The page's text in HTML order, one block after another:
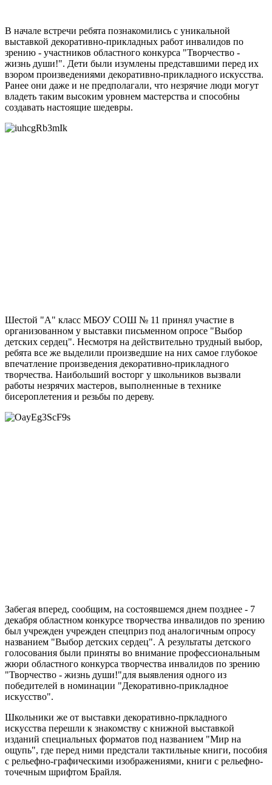
В начале встречи ребята познакомились с уникальной
выставкой декоративно-прикладных работ инвалидов по
зрению - участников областного конкурса "Творчество -
жизнь души!". Дети были изумлены представшими перед их
взором произведениями декоративно-прикладного искусства.
Ранее они даже и не предполагали, что незрячие люди могут
владеть таким высоким уровнем мастерства и способны
создавать настоящие шедевры.
Шестой "А" класс МБОУ СОШ № 11 принял участие в
организованном у выставки письменном опросе "Выбор
детских сердец". Несмотря на действительно трудный выбор,
ребята все же выделили произведшие на них самое глубокое
впечатление произведения декоративно-прикладного
творчества. Наибольший восторг у школьников вызвали
работы незрячих мастеров, выполненные в технике
бисероплетения и резьбы по дереву.
Забегая вперед, сообщим, на состоявшемся днем позднее - 7
декабря областном конкурсе творчества инвалидов по зрению
был учрежден учрежден спецприз под аналогичным опросу
названием "Выбор детских сердец". А результаты детского
голосования были приняты во внимание профессиональным
жюри областного конкурса творчества инвалидов по зрению
"Творчество - жизнь души!"для выявления одного из
победителей в номинации "Декоративно-прикладное
искусство".
Школьники же от выставки декоративно-пркладного
искусства перешли к знакомству с книжной выставкой
изданий специальных форматов под названием "Мир на
ощупь", где перед ними предстали тактильные книги, пособия
с рельефно-графическими изображениями, книги с рельефно-
точечным шрифтом Брайля.